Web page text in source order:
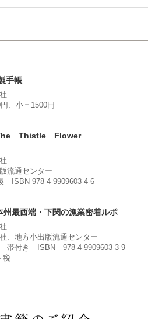
手帳
、小＝1500円
Thistle Flower
流通センター
ISBN 978-4-9909603-4-6
最西端・下関の漁業密着ルポ
、地方小出版流通センター
帯付き ISBN 978-4-9909603-3-9
税